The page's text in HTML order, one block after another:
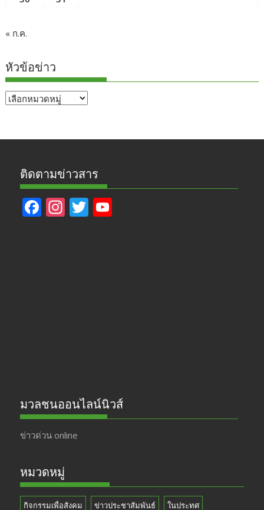
« ก.ค.
หัวข้อข่าว
หัวข้อ
ติดตามข่าวสาร
F In T
มวลชนออนไลน์นิวส์
ข่าวด่วน online
หมวดหมู่
กิจกรรมเพื่อสังคม ข่าวประชาสัมพันธ์ ในประทศ